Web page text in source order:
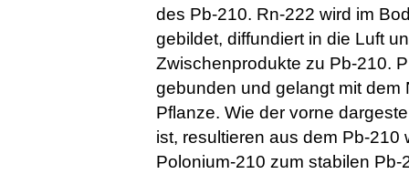
des Pb-210. Rn-222 wird im
gebildet, diffundiert in die Luft
Zwischenprodukte zu Pb-210.
gebunden und gelangt mit
Pflanze. Wie der vorne
ist, resultieren aus dem Pb-
Polonium-210 zum stabilen Pb-